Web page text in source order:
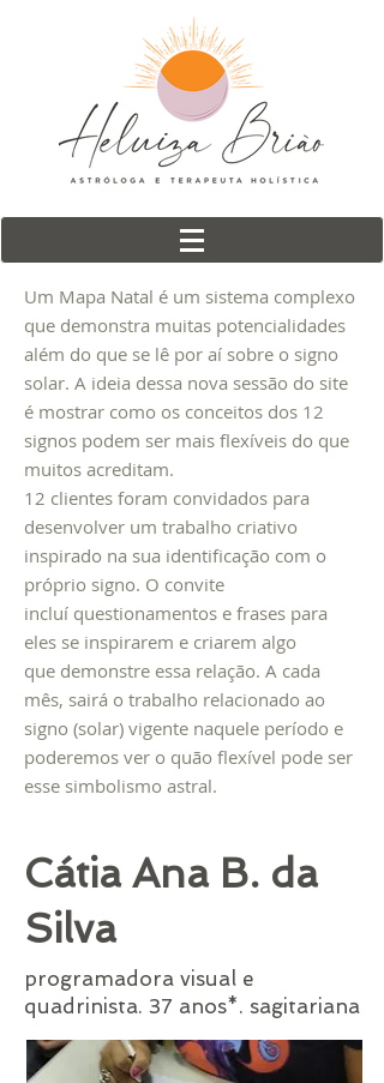
Um Mapa Natal é um sistema complexo
que demonstra muitas potencialidades
além do que se lê por aí sobre o signo
solar. A ideia dessa nova sessão do site
é mostrar como os conceitos dos 12
signos podem ser mais flexíveis do que
muitos acreditam.
12 clientes foram convidados para
desenvolver um trabalho criativo
inspirado na sua identificação com o
próprio signo. O convite
incluí questionamentos e frases para
eles se inspirarem e criarem algo
que demonstre essa relação. A cada
mês, sairá o trabalho relacionado ao
signo (solar) vigente naquele período e
poderemos ver o quão flexível pode ser
esse simbolismo astral.
Cátia Ana B. da
Silva
programadora visual e
quadrinista. 37 anos*. sagitariana